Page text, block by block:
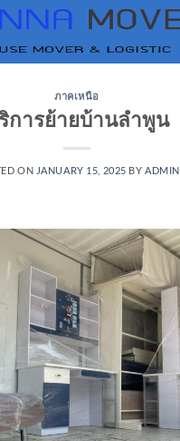
ภาคเหนือ
การย้ายบ้านลำพูน
ON JANUARY 15, 2025 BY ADMIN